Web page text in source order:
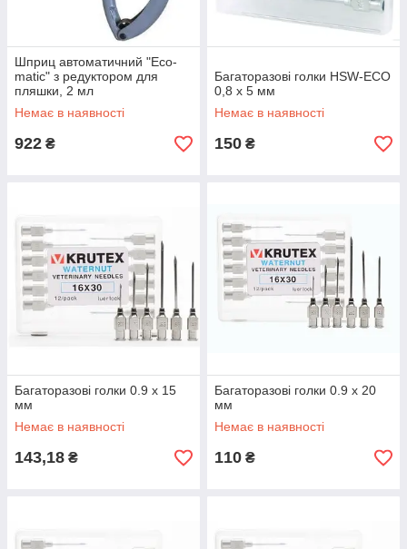
Шприц автоматичний "Eco-
matic" з редуктором для
пляшки, 2 мл
Немає в наявності
922 ₴
Багаторазові голки HSW-ECO
0,8 х 5 мм
Немає в наявності
150 ₴
Багаторазові голки 0.9 х 15
мм
Немає в наявності
143,18 ₴
Багаторазові голки 0.9 х 20
мм
Немає в наявності
110 ₴